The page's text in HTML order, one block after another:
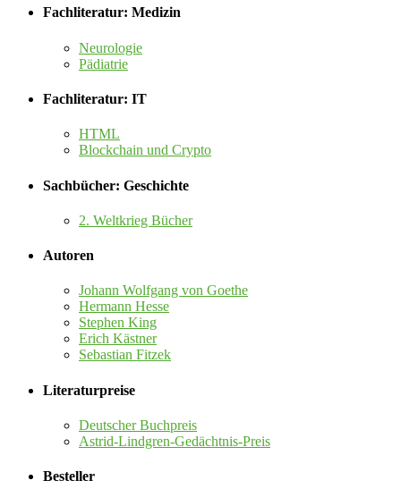
Fachliteratur: Medizin
Neurologie
Pädiatrie
Fachliteratur: IT
HTML
Blockchain und Crypto
Sachbücher: Geschichte
2. Weltkrieg Bücher
Autoren
Johann Wolfgang von Goethe
Hermann Hesse
Stephen King
Erich Kästner
Sebastian Fitzek
Literaturpreise
Deutscher Buchpreis
Astrid-Lindgren-Gedächtnis-Preis
Besteller